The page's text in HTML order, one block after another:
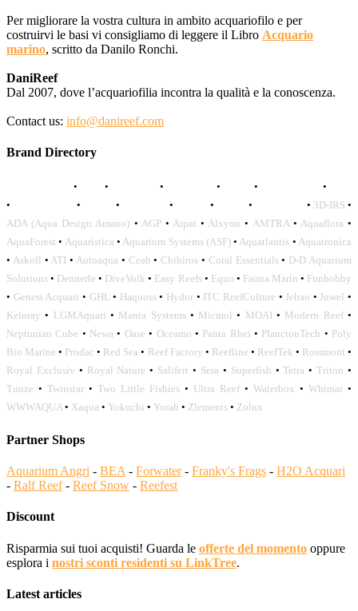
Per migliorare la vostra cultura in ambito acquariofilo e per
costruirvi le basi vi consigliamo di leggere il Libro Acquario
marino, scritto da Danilo Ronchi.
DaniReef
Dal 2007, dove l’acquariofilia incontra la qualità e la conoscenza.
Contact us: info@danireef.com
Brand Directory
• • • • • •
•
• • • • • • 3D-IRS •
ADA (Aqua Design Amano) • AGP• Aipai • Alxyon • AMTRA• Aquaflora •
AquaForest • Aquaristica • Aquarium Systems (ASF)• Aquatlantis • Aquatronica
• Askoll • ATI • Autoaqua • Ceab • Chihiros • Coral Essentials• D-D Aquarium
Solutions • Dennerle • DiveVolk • Easy Reefs• Equo • Fauna Marin • Funhobby
• Genesi Acquari • GHL • Haquoss• Hydor • ITC ReefCulture •Jebao •Juwel •
Keloray • LGMAquari • Manta Systems• Micmol • MOAI • Modern Reef•
Neptunian Cube • Newa • Oase • Oceamo • Panta Rhei • PlanctonTech • Poly
Bio Marine • Prodac • Red Sea • Reef Factory • Reefline • ReefTek • Rossmont •
Royal Exclusiv • Royal Nature • Salifert • Sera • Superfish •Tetra •Triton •
Tunze • Twinstar • Two Little Fishies • Ultra Reef • Waterbox • Whimar •
WWWAQUA • Xaqua • Yokuchi • Yorah • Zlements • Zolux
Partner Shops
Aquarium Angri - BEA - Forwater- Franky's Frags - H2O Acquari
- Ralf Reef- Reef Snow - Reefest
Discount
Risparmia sui tuoi acquisti! Guarda le offerte del momento oppure
esplora i nostri sconti residenti su LinkTree.
Latest articles